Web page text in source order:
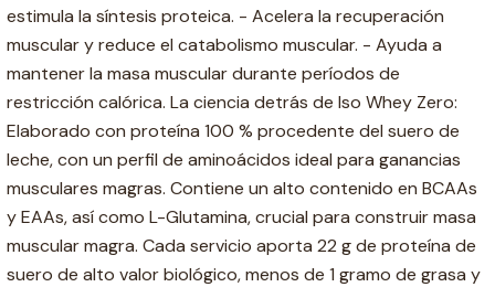
estimula la síntesis proteica. - Acelera la recuperación
muscular y reduce el catabolismo muscular. - Ayuda a
mantener la masa muscular durante períodos de
restricción calórica. La ciencia detrás de Iso Whey Zero:
Elaborado con proteína 100 % procedente del suero de
leche, con un perfil de aminoácidos ideal para ganancias
musculares magras. Contiene un alto contenido en BCAAs
y EAAs, así como L-Glutamina, crucial para construir masa
muscular magra. Cada servicio aporta 22 g de proteína de
suero de alto valor biológico, menos de 1 gramo de grasa y